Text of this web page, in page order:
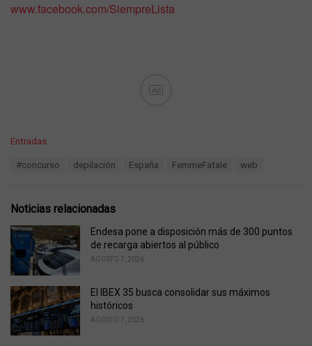
www.facebook.com/SiempreLista
Ad
C
o
r
i
e
s
Entradas
:
#concurso depilación España FemmeFatale web
Noticias relacionadas
Endesa pone a disposición más de 300 puntos
de recarga abiertos al público
AGOSTO 7, 2026
El IBEX 35 busca consolidar sus máximos
históricos
AGOSTO 7, 2026